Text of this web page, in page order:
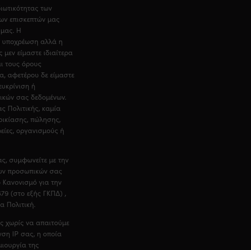
των
επισκεπτών μας
μας. Η
υποχρέωση αλλά η
είμαστε ιδιαίτερα
τους όρους
αφετέρου δε είμαστε
ή
σας δεδομένων.
Πολιτικής, καμία
πώλησης,
οργανισμούς ή
συμφωνείτε με την
προσωπικών σας
για την
(στο εξής ΓΚΠΔ) ,
Πολιτική.
χωρίς να απαιτούμε
IP σας, η οποία
της